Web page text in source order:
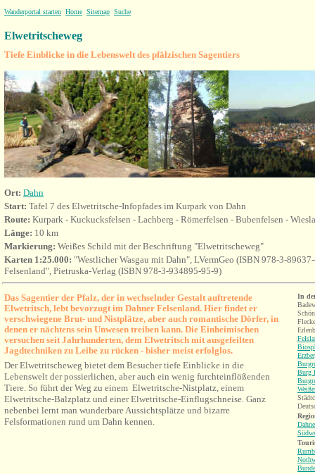
Wanderportal starten Home Sitemap Suche
Elwetritscheweg
Tiefe Einblicke in die Lebenswelt des pfälzischen Sagentiers
Ort: Dahn
Start: Tafel 7 des Elwetritsche-Infopfades im Kurpark von Dahn
Route: Kurpark - Kuckucksfelsen - Lachberg - Römerfelsen - Bubenfelsen -
Länge: 10 km
Markierung: Weißes Schild mit der Beschriftung "Elwetritscheweg"
Karten 1:25.000: "Westlicher Wasgau mit Dahn", LVermGeo (ISBN 978-3-
Felsenland", Pietruska-Verlag (ISBN 978-3-934895-95-9)
Das Sagentier der Pfalz, der in wechselnder Gestalt auftretende
Elwetritsch, lebt bevorzugt im Dahner Felsenland. Hier findet er
verschwiegene Brut- und Nistplätze, aber auch romantische Dörfer, in
denen er nächtens sein Unwesen treiben kann. Die Einheimischen
versuchen seit Jahrhunderten, dem Elwetritsch mit ausgefeilten
Jagdtechniken zu Leibe zu rücken - bisher meist erfolglos.
Der Elwetritscheweg bietet dem Besucher tiefe Einblicke in die
Lebenswelt der possierlichen, aber auch ein wenig furchteinflößenden
Tiere. So führt der Weg zu einem Elwetritsche-Nistplatz, einem
Elwetritsche-Balzplatz und einer Elwetritsche-Einflugschneise. Ganz
nebenbei lernt man wunderbare Aussichtsplätze und bizarre
Felsformationen rund um Dahn kennen.
In
Burg